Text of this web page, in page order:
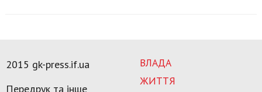
ВЛАДА
ЖИТТЯ
2015 gk-press.if.ua
Передрук та інше